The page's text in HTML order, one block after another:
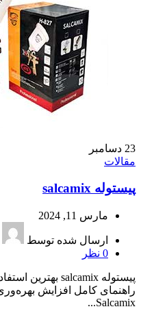
23 دسامبر
مقالات
پیستوله salcamix
مارس 11, 2024
ارسال شده توسط
0 نظر
Salcamix...